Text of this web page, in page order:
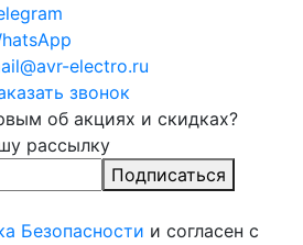
electro.ru
звонок
об акциях и скидках?
рассылку
Подписаться
Безопасности и согласен с